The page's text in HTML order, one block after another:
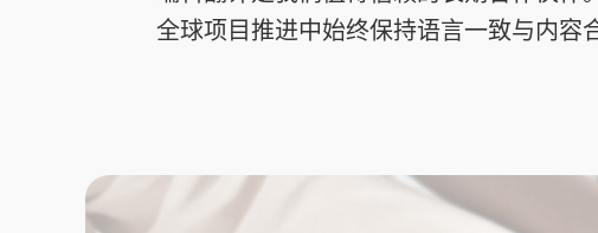
全球项目推进中始终保持语言一致与内容